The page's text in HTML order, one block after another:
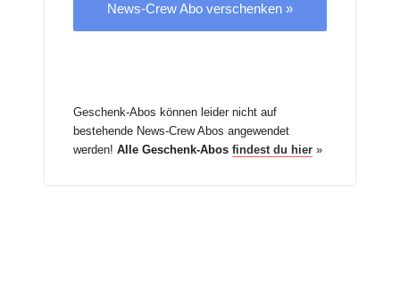
News-Crew Abo verschenken »
Geschenk-Abos können leider nicht auf
bestehende News-Crew Abos angewendet
werden! Alle Geschenk-Abos findest du hier »